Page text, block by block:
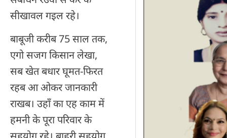
सीखावल गइल रहे।
बाबूजी करीब 75 साल तक,
एगो सजग किसान लेखा,
सब खेत बधार घूमत-फिरत
रहब आ ओकर जानकारी
राखब। उहाँ का एह काम में
हमनी के पूरा परिवार के